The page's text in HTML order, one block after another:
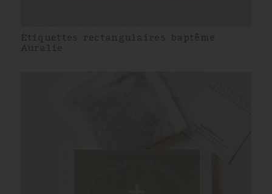
Étiquettes rectangulaires baptême
Auralie